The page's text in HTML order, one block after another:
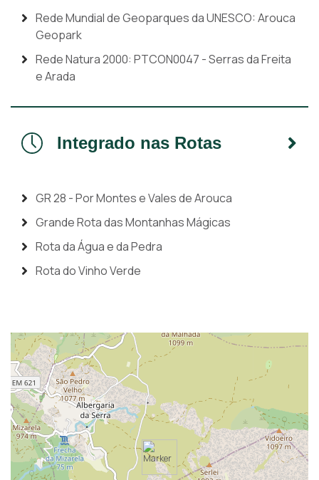
Rede Mundial de Geoparques da UNESCO: Arouca
Geopark
Rede Natura 2000: PTCON0047 - Serras da Freita
e Arada
Integrado nas Rotas
GR 28 - Por Montes e Vales de Arouca
Grande Rota das Montanhas Mágicas
Rota da Água e da Pedra
Rota do Vinho Verde